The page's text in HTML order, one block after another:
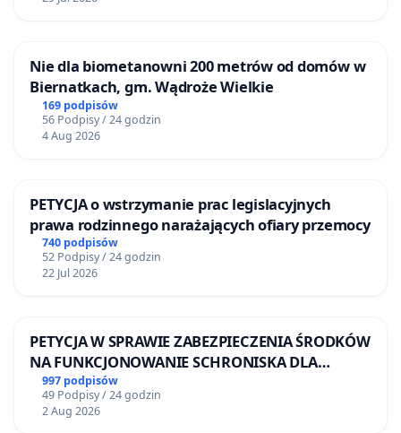
Nie dla biometanowni 200 metrów od domów w
Biernatkach, gm. Wądroże Wielkie
169 podpisów
56 Podpisy / 24 godzin
4 Aug 2026
PETYCJA o wstrzymanie prac legislacyjnych
prawa rodzinnego narażających ofiary przemocy
740 podpisów
52 Podpisy / 24 godzin
22 Jul 2026
PETYCJA W SPRAWIE ZABEZPIECZENIA ŚRODKÓW
NA FUNKCJONOWANIE SCHRONISKA DLA
BEZDOMNYCH ZWIERZĄT W SKARYSZEWIE
997 podpisów
49 Podpisy / 24 godzin
2 Aug 2026